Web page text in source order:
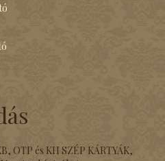
OTP és KH SZÉP KÁRTYÁK,